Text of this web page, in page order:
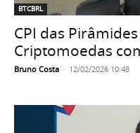
BTCBRL
CPI das
Criptomoedas
Bruno Costa - 12/02/2026 10:48